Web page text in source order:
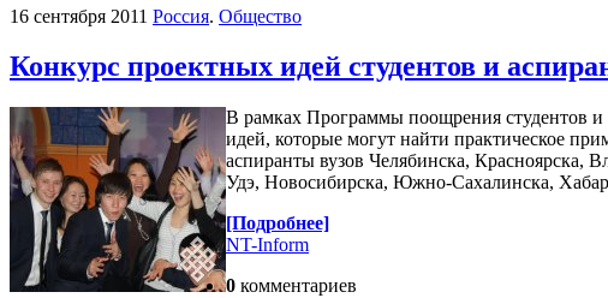
16 сентября 2011 Россия. Общество
Конкурс проектных идей студентов и
В рамках Программы поощрения студентов и
идей, которые могут найти практическое
аспиранты вузов Челябинска, Красноярска,
Удэ, Новосибирска, Южно-Сахалинска,
[Подробнее]
NT-Inform
0 комментариев